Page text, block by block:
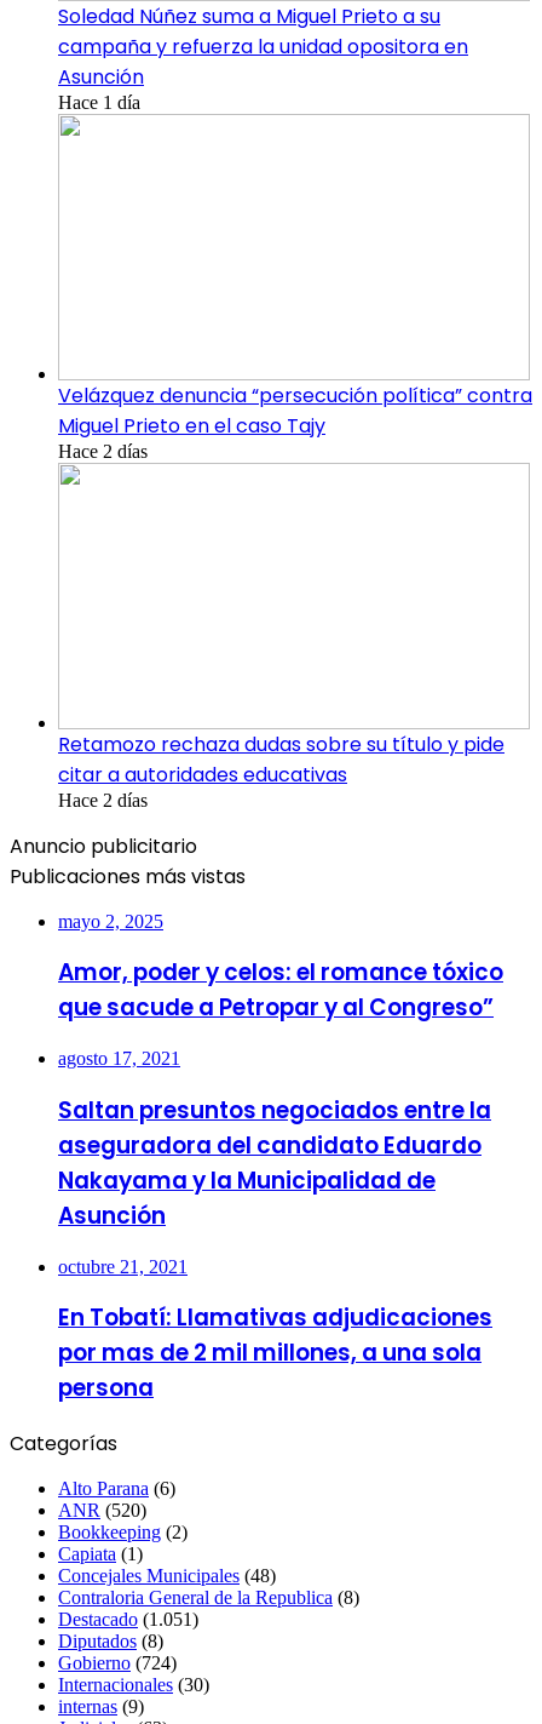
Soledad Núñez suma a Miguel Prieto a su
campaña y refuerza la unidad opositora en
Asunción
Hace 1 día
Velázquez denuncia “persecución política” contra
Miguel Prieto en el caso Tajy
Hace 2 días
Retamozo rechaza dudas sobre su título y pide
citar a autoridades educativas
Hace 2 días
Anuncio publicitario
Publicaciones más vistas
mayo 2, 2025
Amor, poder y celos: el romance tóxico
que sacude a Petropar y al Congreso”
agosto 17, 2021
Saltan presuntos negociados entre la
aseguradora del candidato Eduardo
Nakayama y la Municipalidad de
Asunción
octubre 21, 2021
En Tobatí: Llamativas adjudicaciones
por mas de 2 mil millones, a una sola
persona
Categorías
Alto Parana (6)
ANR (520)
Bookkeeping (2)
Capiata (1)
Concejales Municipales (48)
Contraloria General de la Republica (8)
Destacado (1.051)
Diputados (8)
Gobierno (724)
Internacionales (30)
internas (9)